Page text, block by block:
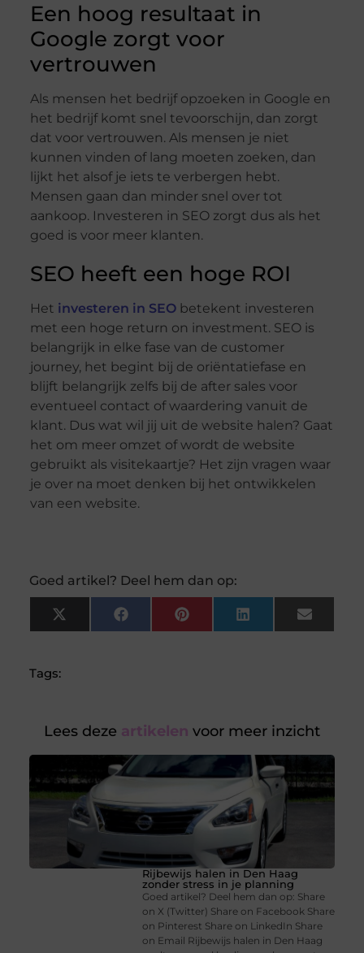
Een hoog resultaat in
Google zorgt voor
vertrouwen
Als mensen het bedrijf opzoeken in Google en
het bedrijf komt snel tevoorschijn, dan zorgt
dat voor vertrouwen. Als mensen je niet
kunnen vinden of lang moeten zoeken, dan
lijkt het alsof je iets te verbergen hebt.
Mensen gaan dan minder snel over tot
aankoop. Investeren in SEO zorgt dus als het
goed is voor meer klanten.
SEO heeft een hoge ROI
Het investeren in SEObetekent investeren
met een hoge return on investment. SEO is
belangrijk in elke fase van de customer
journey, het begint bij de oriëntatiefase en
blijft belangrijk zelfs bij de after sales voor
eventueel contact of waardering vanuit de
klant. Dus wat wil jij uit de website halen? Gaat
het om meer omzet of wordt de website
gebruikt als visitekaartje? Het zijn vragen waar
je over na moet denken bij het ontwikkelen
van een website.
Goed artikel? Deel hem dan op:
X
(Twitter)
FacebookPinterest LinkedIn Email
Tags:
Lees deze artikelen voor meer inzicht
Rijbewijs halen in Den Haag
zonder stress in je planning
Goed artikel? Deel hem dan op: Share
on X (Twitter) Share on Facebook Share
on Pinterest Share on LinkedIn Share
on Email Rijbewijs halen in Den Haag